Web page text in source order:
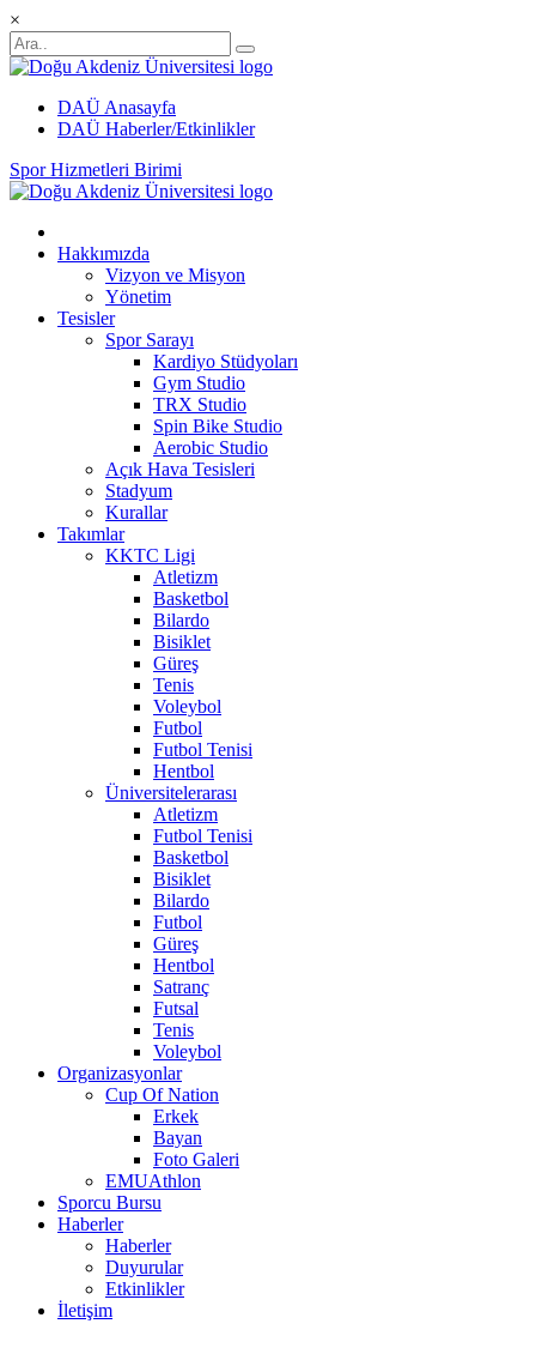
×
DAÜ Anasayfa
DAÜ Haberler/Etkinlikler
Spor Hizmetleri Birimi
Hakkımızda
Vizyon ve Misyon
Yönetim
Tesisler
Spor Sarayı
Kardiyo Stüdyoları
Gym Studio
TRX Studio
Spin Bike Studio
Aerobic Studio
Açık Hava Tesisleri
Stadyum
Kurallar
Takımlar
KKTC Ligi
Atletizm
Basketbol
Bilardo
Bisiklet
Güreş
Tenis
Voleybol
Futbol
Futbol Tenisi
Hentbol
Üniversitelerarası
Atletizm
Futbol Tenisi
Basketbol
Bisiklet
Bilardo
Futbol
Güreş
Hentbol
Satranç
Futsal
Tenis
Voleybol
Organizasyonlar
Cup Of Nation
Erkek
Bayan
Foto Galeri
EMUAthlon
Sporcu Bursu
Haberler
Haberler
Duyurular
Etkinlikler
İletişim